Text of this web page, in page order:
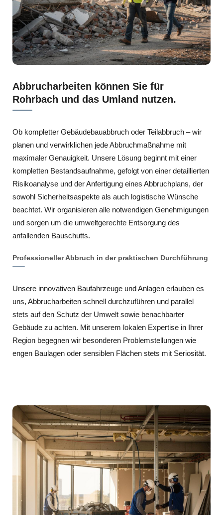
Abbrucharbeiten können Sie für
Rohrbach und das Umland nutzen.
Ob kompletter Gebäudebauabbruch oder Teilabbruch – wir
planen und verwirklichen jede Abbruchmaßnahme mit
maximaler Genauigkeit. Unsere Lösung beginnt mit einer
kompletten Bestandsaufnahme, gefolgt von einer detaillierten
Risikoanalyse und der Anfertigung eines Abbruchplans, der
sowohl Sicherheitsaspekte als auch logistische Wünsche
beachtet. Wir organisieren alle notwendigen Genehmigungen
und sorgen um die umweltgerechte Entsorgung des
anfallenden Bauschutts.
Professioneller Abbruch in der praktischen Durchführung
Unsere innovativen Baufahrzeuge und Anlagen erlauben es
uns, Abbrucharbeiten schnell durchzuführen und parallel
stets auf den Schutz der Umwelt sowie benachbarter
Gebäude zu achten. Mit unserem lokalen Expertise in Ihrer
Region begegnen wir besonderen Problemstellungen wie
engen Baulagen oder sensiblen Flächen stets mit Seriosität.